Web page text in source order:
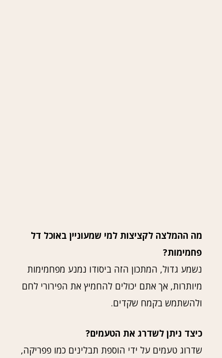
מה ההמלצה לקציצות למי שמעוניין באוכל דל
פחמימות?
נשמע גדול, המתכון הזה ביסודו נמנע מפחמימות
מיותרות, אך אתם יכולים להחמיץ את הפירורי לחם
ולהשתמש בקמח שקדים.
כיצד ניתן לשדרג את הטעמים?
שדרוג טעמים על ידי הוספת תבלינים כמו פפריקה,